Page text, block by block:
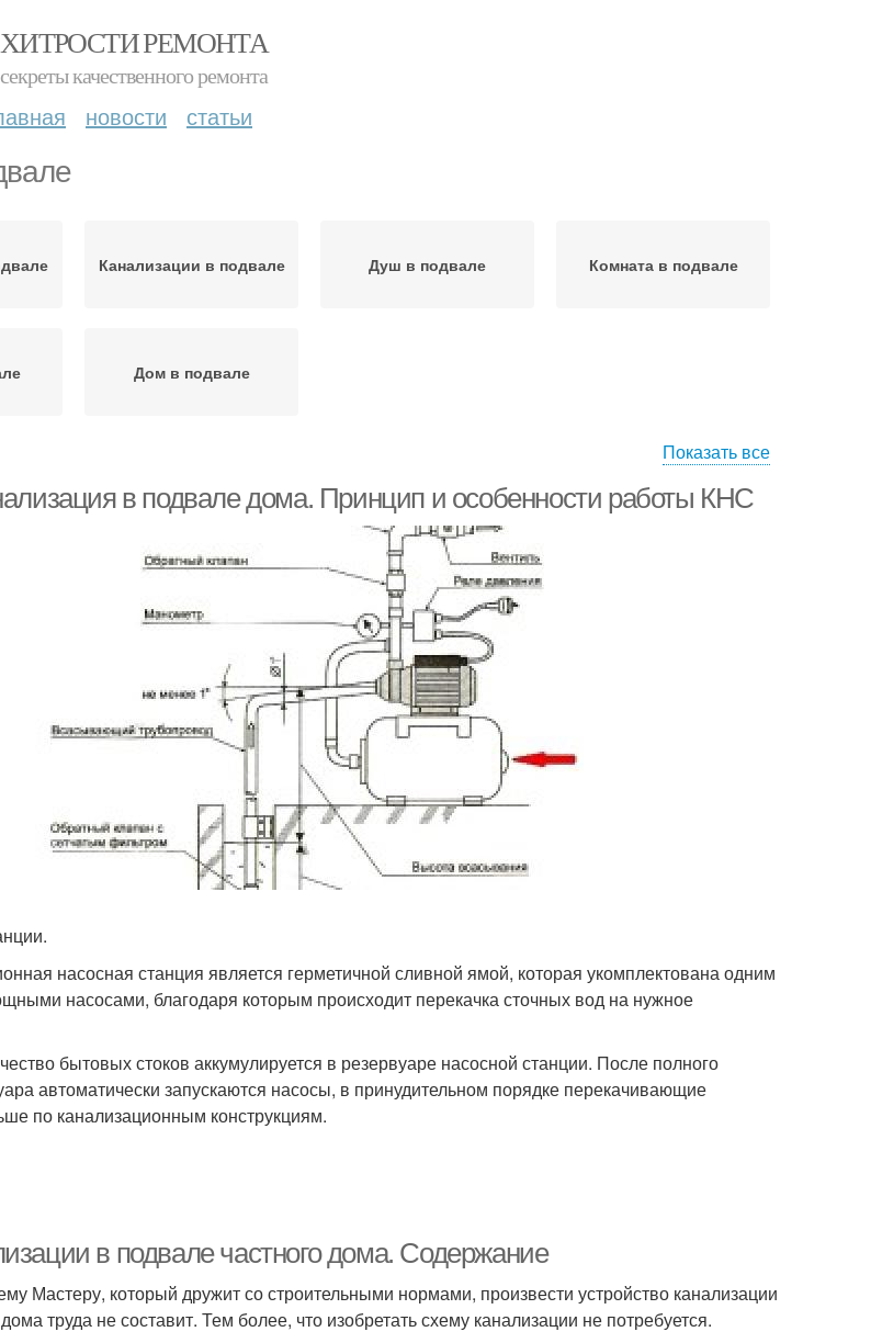
ХИТРОСТИ РЕМОНТА
секреты качественного ремонта
новости статьи
Канализации в подвале Душ в подвале Комната в подвале
Дом в подвале
Показать все
в подвале дома. Принцип и особенности работы КНС
насосная станция является герметичной сливной ямой, которая укомплектована одним
насосами, благодаря которым происходит перекачка сточных вод на нужное
бытовых стоков аккумулируется в резервуаре насосной станции. После полного
автоматически запускаются насосы, в принудительном порядке перекачивающие
по канализационным конструкциям.
в подвале частного дома. Содержание
Мастеру, который дружит со строительными нормами, произвести устройство канализации
труда не составит. Тем более, что изобретать схему канализации не потребуется.